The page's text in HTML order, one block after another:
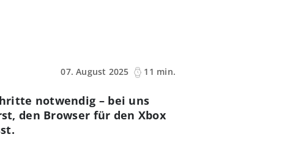
07. August 2025
11 min.
notwendig – bei uns
den Browser für den Xbox